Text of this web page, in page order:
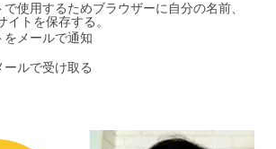
使用するためブラウザーに自分の名前、
イトを保存する。
をメールで通知
ルで受け取る